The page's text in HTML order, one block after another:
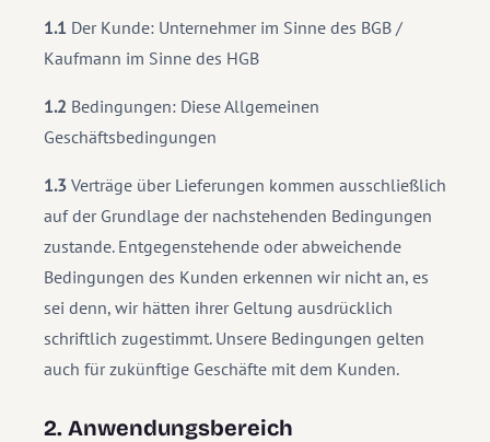
1.1 Der Kunde: Unternehmer im Sinne des BGB /
Kaufmann im Sinne des HGB
1.2 Bedingungen: Diese Allgemeinen
Geschäftsbedingungen
1.3 Verträge über Lieferungen kommen ausschließlich
auf der Grundlage der nachstehenden Bedingungen
zustande. Entgegenstehende oder abweichende
Bedingungen des Kunden erkennen wir nicht an, es
sei denn, wir hätten ihrer Geltung ausdrücklich
schriftlich zugestimmt. Unsere Bedingungen gelten
auch für zukünftige Geschäfte mit dem Kunden.
2. Anwendungsbereich